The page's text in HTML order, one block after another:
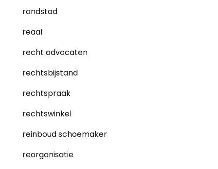
randstad
reaal
recht advocaten
rechtsbijstand
rechtspraak
rechtswinkel
reinboud schoemaker
reorganisatie